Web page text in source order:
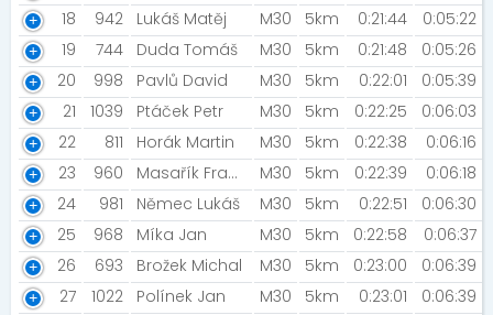
18
942 Lukáš Matěj M30 5km 0:21:44
0:05:22
19
744 Duda Tomáš M30 5km 0:21:48
0:05:26
20
998 Pavlů David M30 5km 0:22:01
0:05:39
21
1039 Ptáček Petr M30 5km 0:22:25
0:06:03
22
811 Horák Martin M30 5km 0:22:38
0:06:16
23
960 Masařík František M30 5km 0:22:39
0:06:18
24
981 Němec Lukáš M30 5km 0:22:51
0:06:30
25
968 Míka Jan M30 5km 0:22:58
0:06:37
26
693 Brožek Michal M30 5km 0:23:00
0:06:39
27
1022 Polínek Jan M30 5km 0:23:01 0:06:39